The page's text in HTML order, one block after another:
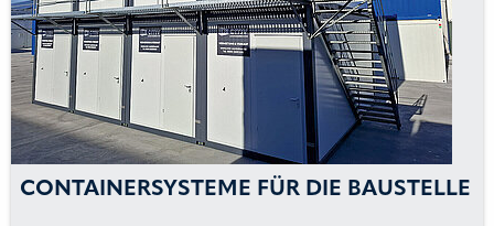
CONTAINERSYSTEME FÜR DIE BAUSTELLE